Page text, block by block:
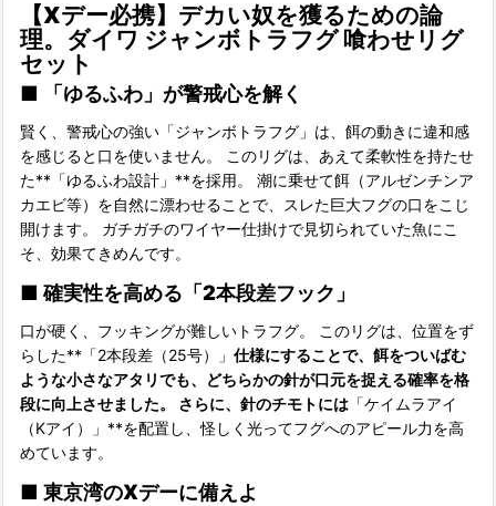
【Xデー必携】デカい奴を獲るための論
理。ダイワ ジャンボトラフグ 喰わせリグ
セット
■ 「ゆるふわ」が警戒心を解く
賢く、警戒心の強い「ジャンボトラフグ」は、餌の動きに違和感
を感じると口を使いません。 このリグは、あえて柔軟性を持たせ
た**「ゆるふわ設計」**を採用。 潮に乗せて餌（アルゼンチンア
カエビ等）を自然に漂わせることで、スレた巨大フグの口をこじ
開けます。 ガチガチのワイヤー仕掛けで見切られていた魚にこ
そ、効果てきめんです。
■確実性を高める「2本段差フック」
口が硬く、フッキングが難しいトラフグ。 このリグは、位置をず
らした**「2本段差（25号）」 仕様にすることで、餌をついばむ
ような小さなアタリでも、どちらかの針が口元を捉える確率を格
段に向上させました。 さらに、針のチモトには 「ケイムラアイ
（Kアイ）」**を配置し、怪しく光ってフグへのアピール力を高
めています。
■ 東京湾のXデーに備えよ